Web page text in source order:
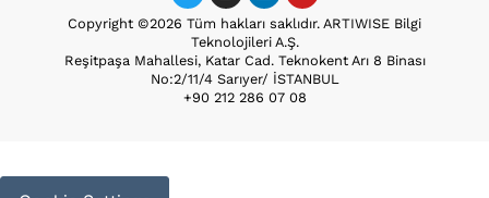
Copyright ©2026 Tüm hakları saklıdır. ARTIWISE Bilgi
Teknolojileri A.Ş.
Reşitpaşa Mahallesi, Katar Cad. Teknokent Arı 8 Binası
No:2/11/4 Sarıyer/ İSTANBUL
+90 212 286 07 08